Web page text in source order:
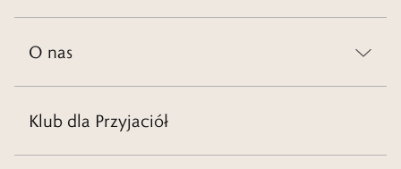
O nas
Klub dla Przyjaciół